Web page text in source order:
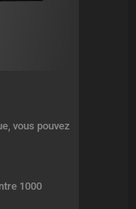
vous pouvez
1000